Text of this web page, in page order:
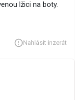
lžici na boty.
Nahlásit inzerát